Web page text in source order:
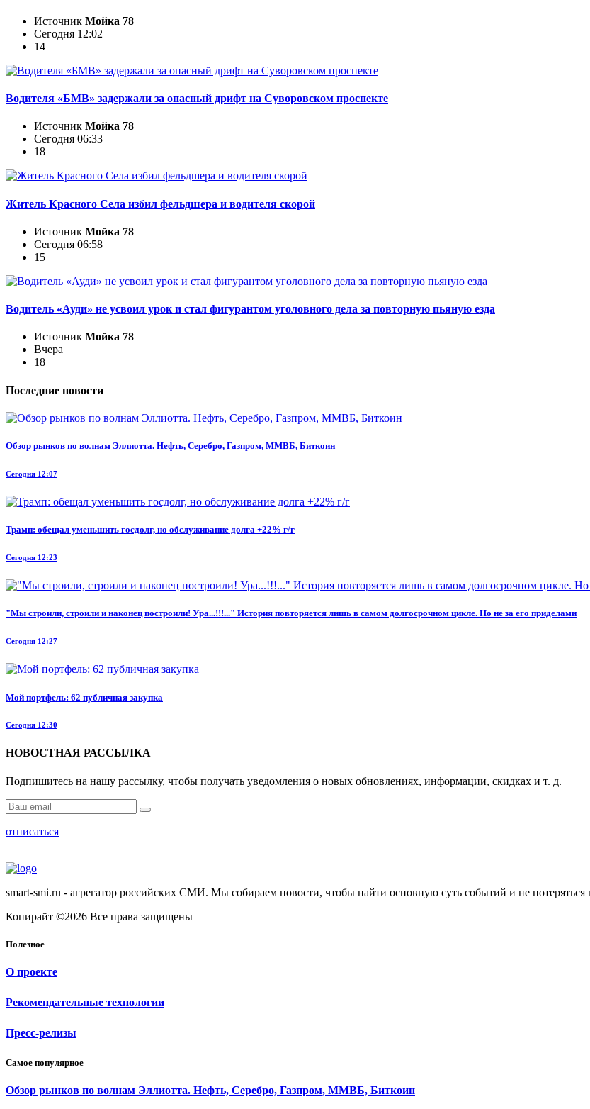
Источник Мойка 78
Сегодня 12:02
14
Водителя «БМВ» задержали за опасный дрифт на Суворовском проспекте
Источник Мойка 78
Сегодня 06:33
18
Житель Красного Села избил фельдшера и водителя скорой
Источник Мойка 78
Сегодня 06:58
15
Водитель «Ауди» не усвоил урок и стал фигурантом уголовного дела за повторную пьяную езда
Источник Мойка 78
Вчера
18
Последние новости
Обзор рынков по волнам Эллиотта. Нефть, Серебро, Газпром, ММВБ, Биткоин
Сегодня 12:07
Трамп: обещал уменьшить госдолг, но обслуживание долга +22% г/г
Сегодня 12:23
"Мы строили, строили и наконец построили! Ура...!!!..." История повторяется лишь в самом долгосрочном цикле. Но не за его приделами
Сегодня 12:27
Мой портфель: 62 публичная закупка
Сегодня 12:30
НОВОСТНАЯ РАССЫЛКА
Подпишитесь на нашу рассылку, чтобы получать уведомления о новых обновлениях, информации, скидках и т. д.
отписаться
smart-smi.ru - агрегатор российских СМИ. Мы собираем новости, чтобы найти основную суть событий и не потеряться
Копирайт ©2026 Все права защищены
Полезное
О проекте
Рекомендательные технологии
Пресс-релизы
Самое популярное
Обзор рынков по волнам Эллиотта. Нефть, Серебро, Газпром, ММВБ, Биткоин